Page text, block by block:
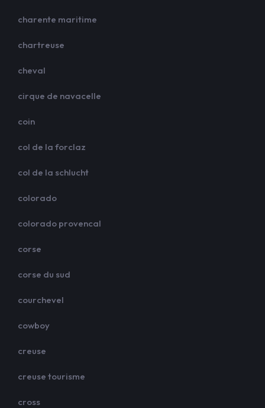
charente maritime
chartreuse
cheval
cirque de navacelle
coin
col de la forclaz
col de la schlucht
colorado
colorado provencal
corse
corse du sud
courchevel
cowboy
creuse
creuse tourisme
cross